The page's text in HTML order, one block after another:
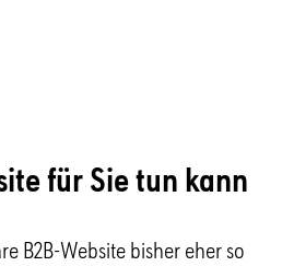
für Sie tun kann
B2B-Website bisher eher so